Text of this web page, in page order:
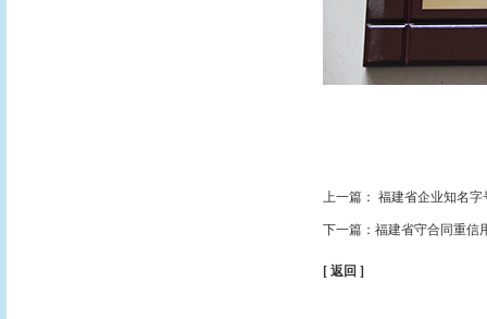
上一篇： 福建省企业知名字
下一篇：福建省守合同重信
[ 返回 ]